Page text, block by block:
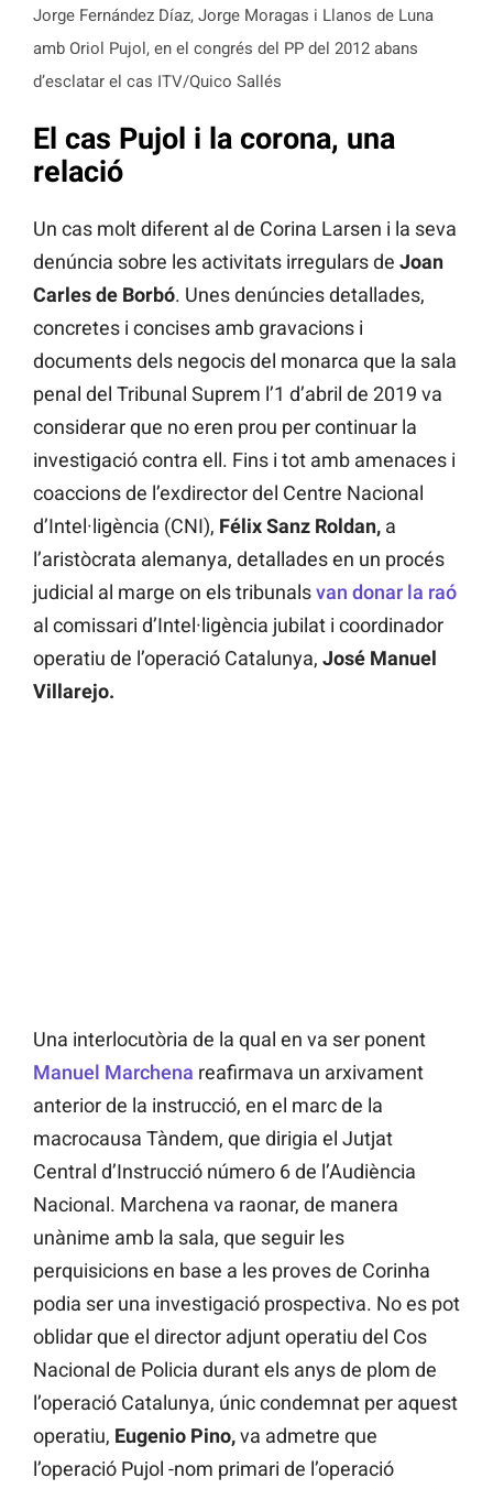
Jorge Fernández Díaz, Jorge Moragas i Llanos de Luna
amb Oriol Pujol, en el congrés del PP del 2012 abans
d’esclatar el cas ITV/Quico Sallés
El cas Pujol i la corona, una
relació
Un cas molt diferent al de Corina Larsen i la seva
denúncia sobre les activitats irregulars de Joan
Carles de Borbó. Unes denúncies detallades,
concretes i concises amb gravacions i
documents dels negocis del monarca que la sala
penal del Tribunal Suprem l’1 d’abril de 2019 va
considerar que no eren prou per continuar la
investigació contra ell. Fins i tot amb amenaces i
coaccions de l’exdirector del Centre Nacional
d’Intel·ligència (CNI), Félix Sanz Roldan, a
l’aristòcrata alemanya, detallades en un procés
judicial al marge on els tribunalsvan donar la raó
al comissari d’Intel·ligència jubilat i coordinador
operatiu de l’operació Catalunya, José Manuel
Villarejo.
Una interlocutòria de la qual en va ser ponent
Manuel Marchena reafirmava un arxivament
anterior de la instrucció, en el marc de la
macrocausa Tàndem, que dirigia el Jutjat
Central d’Instrucció número 6 de l’Audiència
Nacional. Marchena va raonar, de manera
unànime amb la sala, que seguir les
perquisicions en base a les proves de Corinha
podia ser una investigació prospectiva. No es pot
oblidar que el director adjunt operatiu del Cos
Nacional de Policia durant els anys de plom de
l’operació Catalunya, únic condemnat per aquest
operatiu, Eugenio Pino,va admetre que
l’operació Pujol -nom primari de l’operació